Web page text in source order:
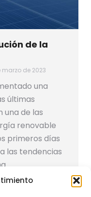
de la
marzo de 2023
una
últimas
una de las
renovable
primeros días
las tendencias
en